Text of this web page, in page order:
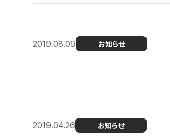
2019.08.09 お知らせ
2019.04.26 お知らせ